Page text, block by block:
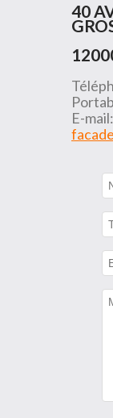
40
E-mail: